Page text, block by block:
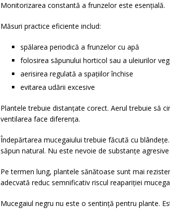
Monitorizarea constantă a frunzelor este esențială.
Măsuri practice eficiente includ:
spălarea periodică a frunzelor cu apă
folosirea săpunului horticol sau a uleiurilor
aerisirea regulată a spațiilor închise
evitarea udării excesive
Plantele trebuie distanțate corect. Aerul trebuie să
ventilarea face diferența.
Îndepărtarea mucegaiului trebuie făcută cu
săpun natural. Nu este nevoie de substanțe
Pe termen lung, plantele sănătoase sunt mai
adecvată reduc semnificativ riscul reapariției
Mucegaiul negru nu este o sentință pentru plante.